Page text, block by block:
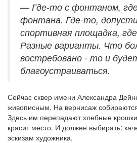
— Где-то с фонтаном,
фонтана. Где-то,
спортивная площадка,
Разные варианты. Что
востребовано - то и
благоустраиваться.
Сейчас сквер имени Александра
живописным. На вернисаж
Здесь им перепадают хлебные
красит место. И должен выбирать:
эскизам художника.